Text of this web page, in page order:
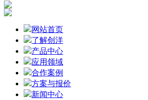
网站首页
了解创洋
产品中心
应用领域
合作案例
方案与报价
新闻中心